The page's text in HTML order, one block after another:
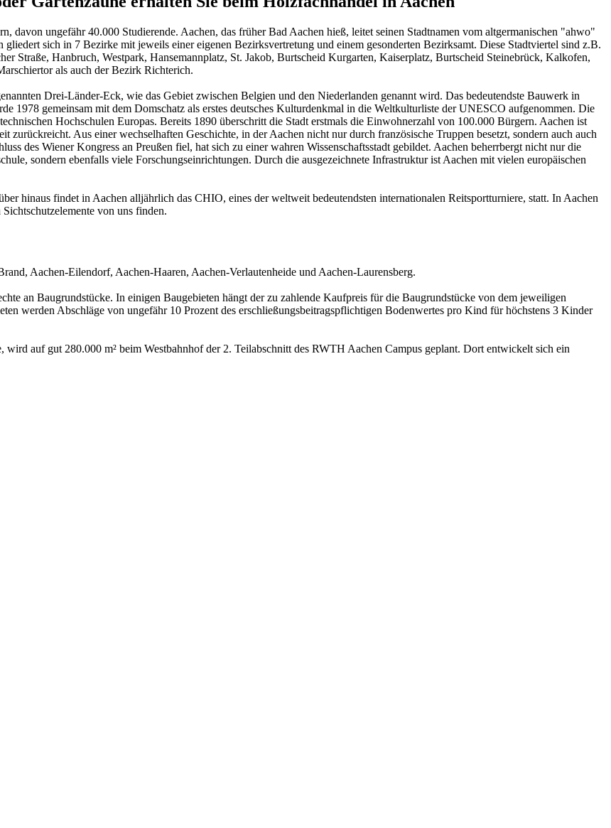
davon ungefähr 40.000 Studierende. Aachen, das früher Bad Aachen hieß, leitet seinen Stadtnamen vom altgermanischen "ahwo"
sich in 7 Bezirke mit jeweils einer eigenen Bezirksvertretung und einem gesonderten Bezirksamt. Diese Stadtviertel sind z.B.
Straße, Hanbruch, Westpark, Hansemannplatz, St. Jakob, Burtscheid Kurgarten, Kaiserplatz, Burtscheid Steinebrück, Kalkofen,
als auch der Bezirk Richterich.
Drei-Länder-Eck, wie das Gebiet zwischen Belgien und den Niederlanden genannt wird. Das bedeutendste Bauwerk in
1978 gemeinsam mit dem Domschatz als erstes deutsches Kulturdenkmal in die Weltkulturliste der UNESCO aufgenommen. Die
Hochschulen Europas. Bereits 1890 überschritt die Stadt erstmals die Einwohnerzahl von 100.000 Bürgern. Aachen ist
Aus einer wechselhaften Geschichte, in der Aachen nicht nur durch französische Truppen besetzt, sondern auch auch
des Wiener Kongress an Preußen fiel, hat sich zu einer wahren Wissenschaftsstadt gebildet. Aachen beherrbergt nicht nur die
sondern ebenfalls viele Forschungseinrichtungen. Durch die ausgezeichnete Infrastruktur ist Aachen mit vielen europäischen
hinaus findet in Aachen alljährlich das CHIO, eines der weltweit bedeutendsten internationalen Reitsportturniere, statt. In Aachen
von uns finden.
Aachen-Eilendorf, Aachen-Haaren, Aachen-Verlautenheide und Aachen-Laurensberg.
an Baugrundstücke. In einigen Baugebieten hängt der zu zahlende Kaufpreis für die Baugrundstücke von dem jeweiligen
werden Abschläge von ungefähr 10 Prozent des erschließungsbeitragspflichtigen Bodenwertes pro Kind für höchstens 3 Kinder
wird auf gut 280.000 m² beim Westbahnhof der 2. Teilabschnitt des RWTH Aachen Campus geplant. Dort entwickelt sich ein